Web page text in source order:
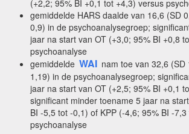
(+2,2; 95% BI +0,1 tot +4,3) versus
gemiddelde HARS daalde van 16,6 (SD
0,9) in de psychoanalysegroep;
jaar na start van OT (+3,0; 95% BI +0,8
psychoanalyse
gemiddelde WAI nam toe van 32,6
1,19) in de psychoanalysegroep;
jaar na start van OT (+2,5; 95% BI +0,1
significant minder toename 5 jaar na
BI -5,5 tot -0,1) of KPP (-4,6; 95% BI -
psychoanalyse